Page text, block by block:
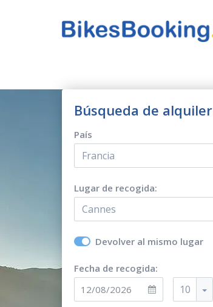
Búsqueda de alquiler
País
Francia
Lugar de recogida:
Cannes
Devolver al mismo lugar
Fecha de recogida:
10